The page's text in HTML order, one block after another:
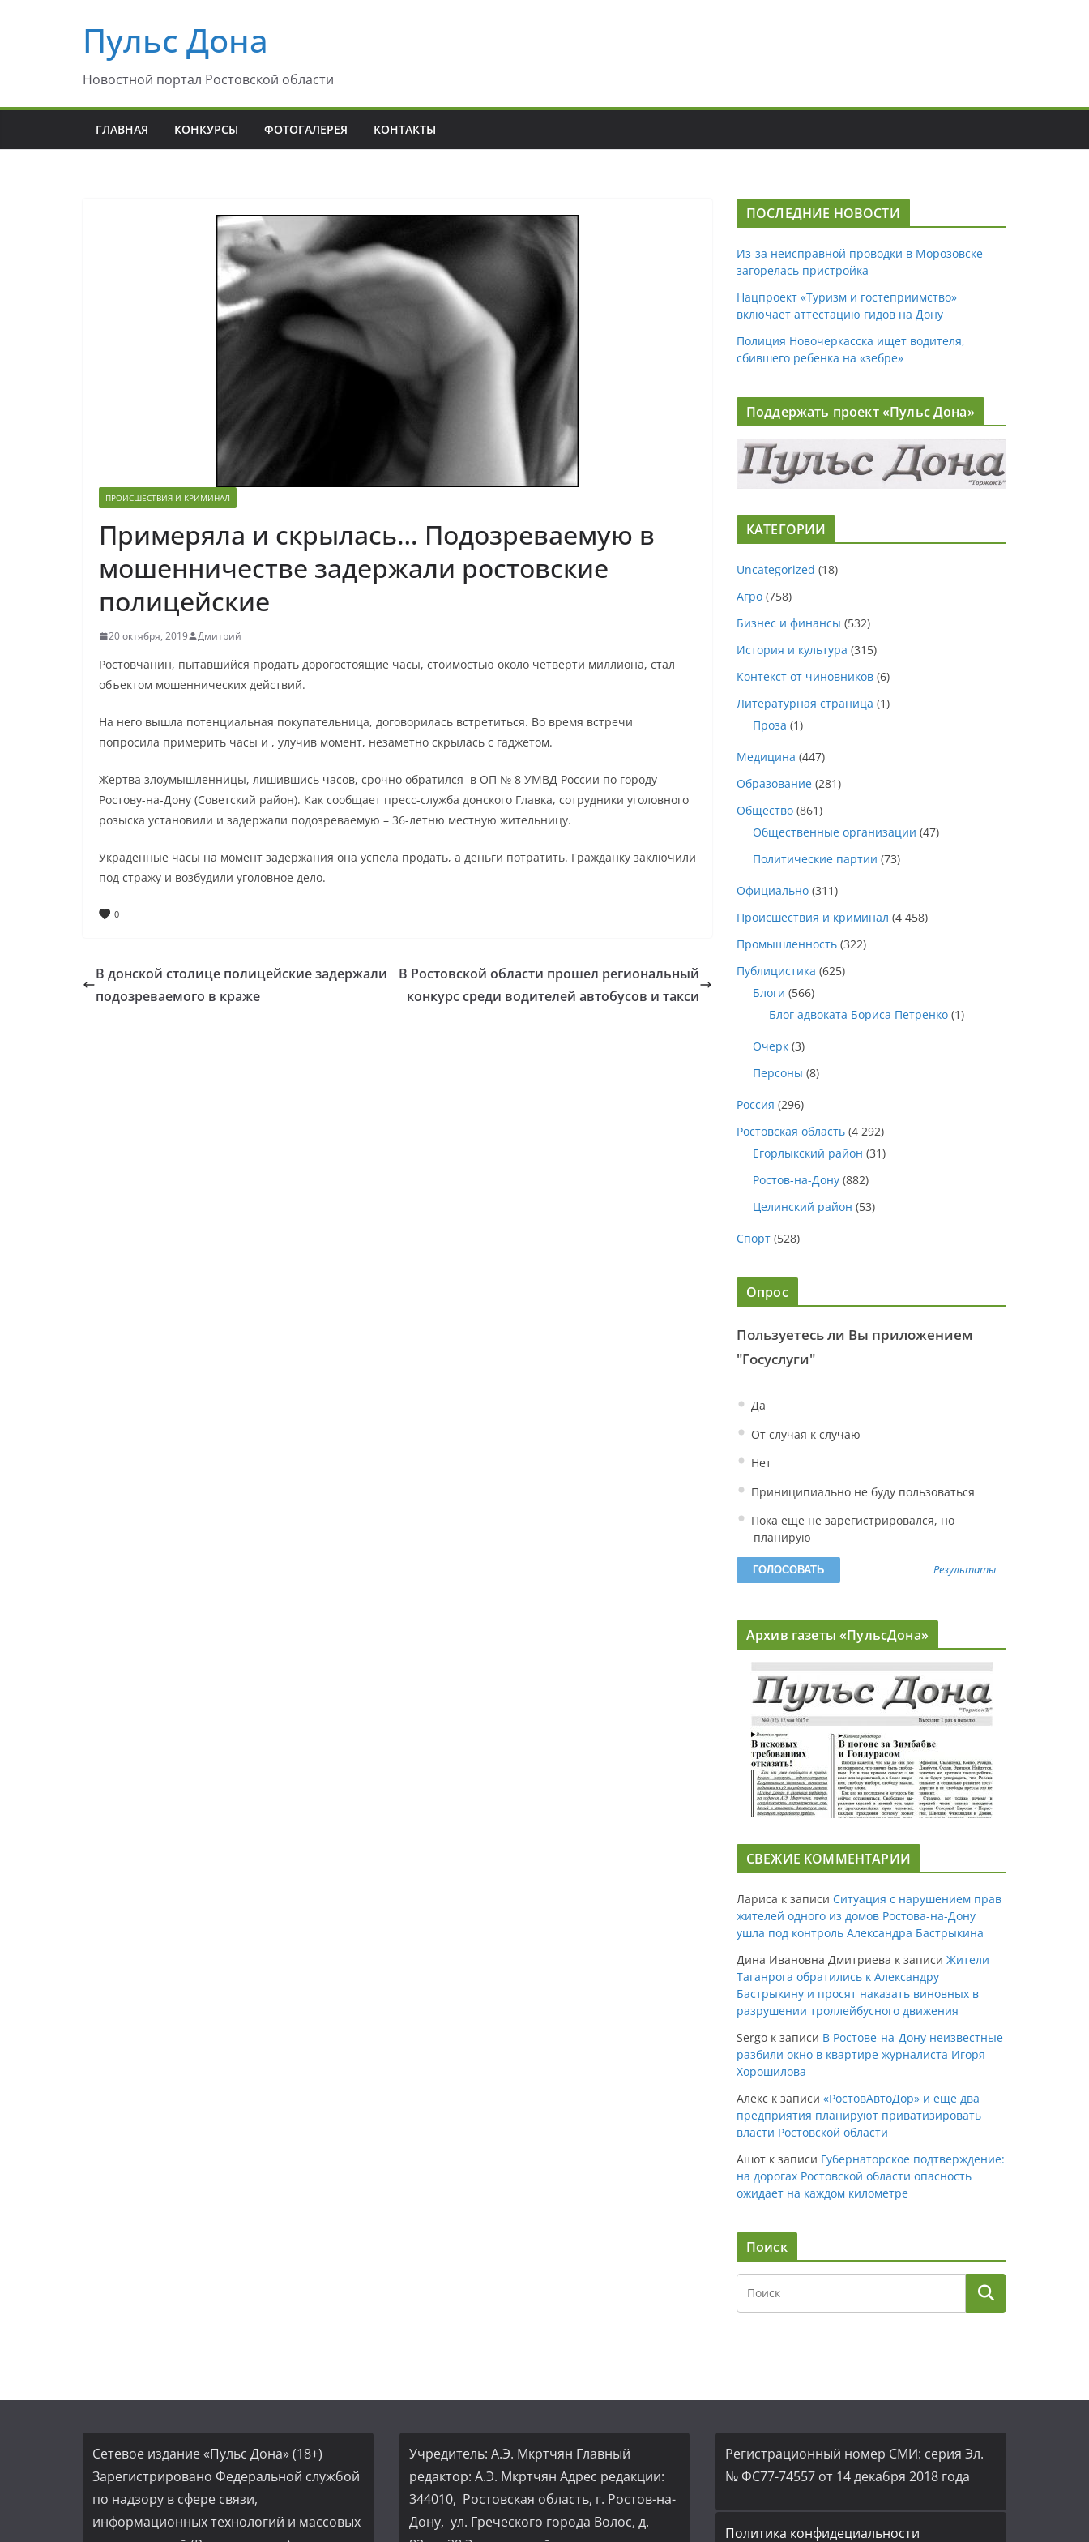
содержимомуПульс Дона
Новостной портал Ростовской области
ГЛАВНАЯ КОНКУРСЫ ФОТОГАЛЕРЕЯ КОНТАКТЫ
ПРОИСШЕСТВИЯ И КРИМИНАЛ
Примеряла и скрылась… Подозреваемую в
мошенничестве задержали ростовские
полицейские
20 октября, 2019 Дмитрий
Ростовчанин, пытавшийся продать дорогостоящие часы, стоимостью около четверти миллиона, стал
объектом мошеннических действий.
На него вышла потенциальная покупательница, договорилась встретиться. Во время встречи
попросила примерить часы и , улучив момент, незаметно скрылась с гаджетом.
Жертва злоумышленницы, лишившись часов, срочно обратился в ОП № 8 УМВД России по городу
Ростову-на-Дону (Советский район). Как сообщает пресс-служба донского Главка, сотрудники уголовного
розыска установили и задержали подозреваемую – 36-летню местную жительницу.
Украденные часы на момент задержания она успела продать, а деньги потратить. Гражданку заключили
под стражу и возбудили уголовное дело.
0
В донской столице полицейские задержали
подозреваемого в краже
В Ростовской области прошел региональный
конкурс среди водителей автобусов и такси
ПОСЛЕДНИЕ НОВОСТИ
Из-за неисправной проводки в Морозовске
загорелась пристройка
Нацпроект «Туризм и гостеприимство»
включает аттестацию гидов на Дону
Полиция Новочеркасска ищет водителя,
сбившего ребенка на «зебре»
Поддержать проект «Пульс Дона»
КАТЕГОРИИ
Uncategorized (18)
Агро (758)
Бизнес и финансы (532)
История и культура (315)
Контекст от чиновников (6)
Литературная страница (1)
Проза (1)
Медицина (447)
Образование (281)
Общество (861)
Общественные организации (47)
Политические партии (73)
Официально (311)
Происшествия и криминал (4 458)
Промышленность (322)
Публицистика (625)
Блоги (566)
Блог адвоката Бориса Петренко (1)
Очерк (3)
Персоны (8)
Россия (296)
Ростовская область (4 292)
Егорлыкский район (31)
Ростов-на-Дону (882)
Целинский район (53)
Спорт (528)
Опрос
Пользуетесь ли Вы приложением
"Госуслуги"
Да
От случая к случаю
Нет
Приниципиально не буду пользоваться
Пока еще не зарегистрировался, но
планирую
Результаты
Архив газеты «ПульсДона»
СВЕЖИЕ КОММЕНТАРИИ
Лариса к записи Ситуация с нарушением прав
жителей одного из домов Ростова-на-Дону
ушла под контроль Александра Бастрыкина
Дина Ивановна Дмитриева к записи Жители
Таганрога обратились к Александру
Бастрыкину и просят наказать виновных в
разрушении троллейбусного движения
Sergo к записи В Ростове-на-Дону неизвестные
разбили окно в квартире журналиста Игоря
Хорошилова
Алекс к записи «РостовАвтоДор» и еще два
предприятия планируют приватизировать
власти Ростовской области
Ашот к записи Губернаторское подтверждение:
на дорогах Ростовской области опасность
ожидает на каждом километре
Поиск
Сетевое издание «Пульс Дона» (18+)
Зарегистрировано Федеральной службой
по надзору в сфере связи,
информационных технологий и массовых
Учредитель: А.Э. Мкртчян Главный
редактор: А.Э. Мкртчян Адрес редакции:
344010, Ростовская область, г. Ростов-на-
Дону, ул. Греческого города Волос, д.
Регистрационный номер СМИ: серия Эл.
№ ФС77-74557 от 14 декабря 2018 года
Политика конфидециальности